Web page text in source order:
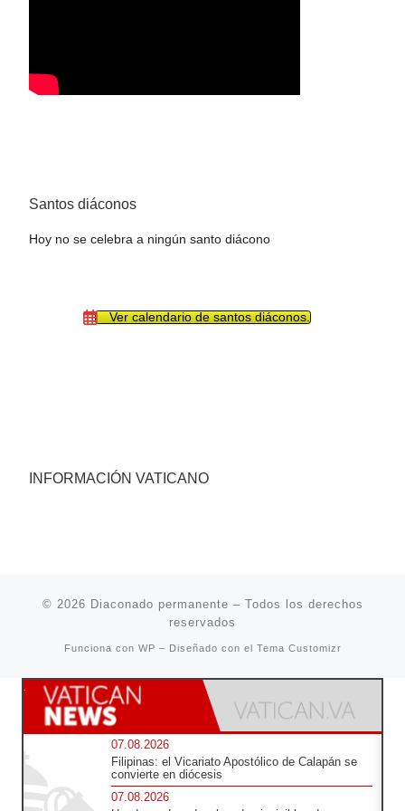
Santos diáconos
Hoy no se celebra a ningún santo diácono
Ver calendario de santos diáconos.
INFORMACIÓN VATICANO
© 2026 Diaconado permanente – Todos los derechos
reservados
Funciona con WP – Diseñado con el Tema Customizr
07.08.2026
Filipinas: el Vicariato Apostólico de Calapán se
convierte en diócesis
07.08.2026